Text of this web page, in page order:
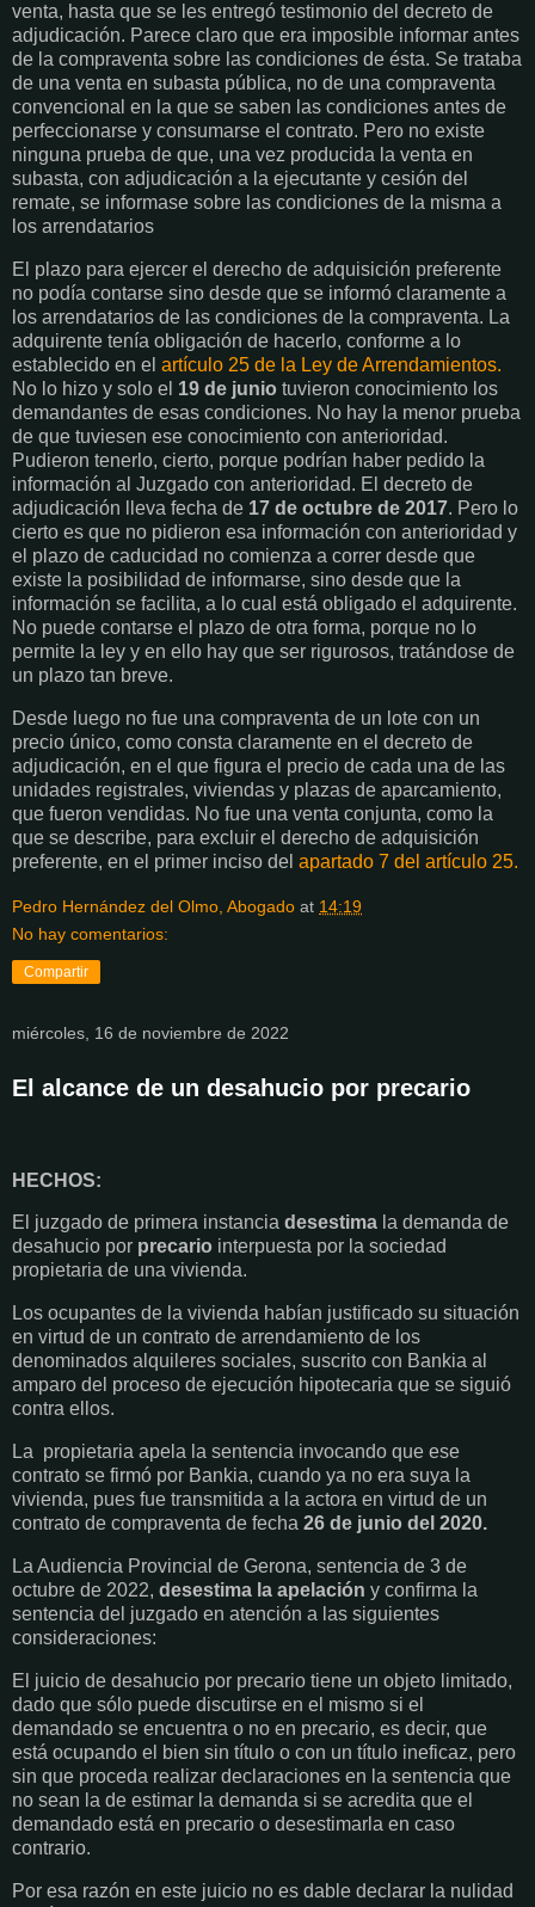
venta, hasta que se les entregó testimonio del decreto de
adjudicación. Parece claro que era imposible informar antes
de la compraventa sobre las condiciones de ésta. Se trataba
de una venta en subasta pública, no de una compraventa
convencional en la que se saben las condiciones antes de
perfeccionarse y consumarse el contrato. Pero no existe
ninguna prueba de que, una vez producida la venta en
subasta, con adjudicación a la ejecutante y cesión del
remate, se informase sobre las condiciones de la misma a
los arrendatarios
El plazo para ejercer el derecho de adquisición preferente
no podía contarse sino desde que se informó claramente a
los arrendatarios de las condiciones de la compraventa. La
adquirente tenía obligación de hacerlo, conforme a lo
establecido en el artículo 25 de la Ley de Arrendamientos.
No lo hizo y solo el 19 de junio tuvieron conocimiento los
demandantes de esas condiciones. No hay la menor prueba
de que tuviesen ese conocimiento con anterioridad.
Pudieron tenerlo, cierto, porque podrían haber pedido la
información al Juzgado con anterioridad. El decreto de
adjudicación lleva fecha de 17 de octubre de 2017. Pero lo
cierto es que no pidieron esa información con anterioridad y
el plazo de caducidad no comienza a correr desde que
existe la posibilidad de informarse, sino desde que la
información se facilita, a lo cual está obligado el adquirente.
No puede contarse el plazo de otra forma, porque no lo
permite la ley y en ello hay que ser rigurosos, tratándose de
un plazo tan breve.
Desde luego no fue una compraventa de un lote con un
precio único, como consta claramente en el decreto de
adjudicación, en el que figura el precio de cada una de las
unidades registrales, viviendas y plazas de aparcamiento,
que fueron vendidas. No fue una venta conjunta, como la
que se describe, para excluir el derecho de adquisición
preferente, en el primer inciso del apartado 7 del artículo 25.
Pedro Hernández del Olmo, Abogado at 14:19
No hay comentarios:
Compartir
miércoles, 16 de noviembre de 2022
El alcance de un desahucio por precario
HECHOS:
El juzgado de primera instancia desestima la demanda de
desahucio por precario interpuesta por la sociedad
propietaria de una vivienda.
Los ocupantes de la vivienda habían justificado su situación
en virtud de un contrato de arrendamiento de los
denominados alquileres sociales, suscrito con Bankia al
amparo del proceso de ejecución hipotecaria que se siguió
contra ellos.
La propietaria apela la sentencia invocando que ese
contrato se firmó por Bankia, cuando ya no era suya la
vivienda, pues fue transmitida a la actora en virtud de un
contrato de compraventa de fecha 26 de junio del 2020.
La Audiencia Provincial de Gerona, sentencia de 3 de
octubre de 2022, desestima la apelación y confirma la
sentencia del juzgado en atención a las siguientes
consideraciones:
El juicio de desahucio por precario tiene un objeto limitado,
dado que sólo puede discutirse en el mismo si el
demandado se encuentra o no en precario, es decir, que
está ocupando el bien sin título o con un título ineficaz, pero
sin que proceda realizar declaraciones en la sentencia que
no sean la de estimar la demanda si se acredita que el
demandado está en precario o desestimarla en caso
contrario.
Por esa razón en este juicio no es dable declarar la nulidad